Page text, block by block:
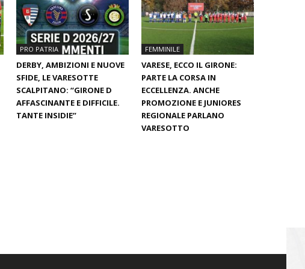
PRO PATRIA
DERBY, AMBIZIONI E NUOVE
SFIDE, LE VARESOTTE
SCALPITANO: “GIRONE D
AFFASCINANTE E DIFFICILE.
TANTE INSIDIE”
FEMMINILE
VARESE, ECCO IL GIRONE:
PARTE LA CORSA IN
ECCELLENZA. ANCHE
PROMOZIONE E JUNIORES
REGIONALE PARLANO
VARESOTTO